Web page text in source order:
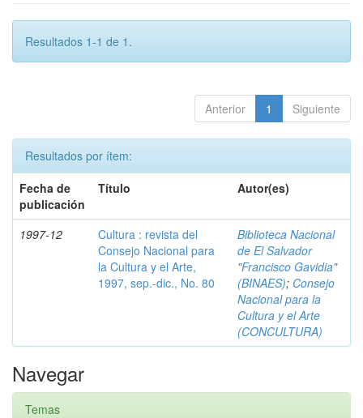
Resultados 1-1 de 1.
Anterior 1 Siguiente
Resultados por ítem:
Fecha de
publicación
Título Autor(es)
1997-12
Cultura : revista del
Consejo Nacional para
la Cultura y el Arte,
1997, sep.-dic., No. 80
Biblioteca Nacional
de El Salvador
"Francisco Gavidia"
(BINAES); Consejo
Nacional para la
Cultura y el Arte
(CONCULTURA)
Navegar
Temas